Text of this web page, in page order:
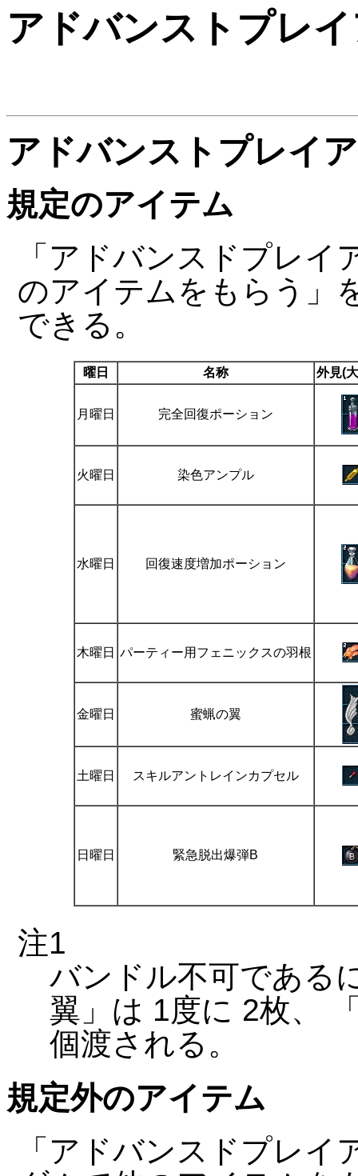
アドバンストプレ
アドバンストプレイ
規定のアイテム
「アドバンスドプレ
のアイテムをもらう」
できる。
曜日 名称 外見(
月曜日 完全回復ポーション
火曜日 染色アンプル
水曜日 回復速度増加ポーション
木曜日 パーティー用フェニックスの羽根
金曜日 蜜蝋の翼
土曜日 スキルアントレインカプセル
日曜日 緊急脱出爆弾B
注1
バンドル不可である
翼」は 1度に 2枚、
個渡される。
規定外のアイテム
「アドバンスドプレ